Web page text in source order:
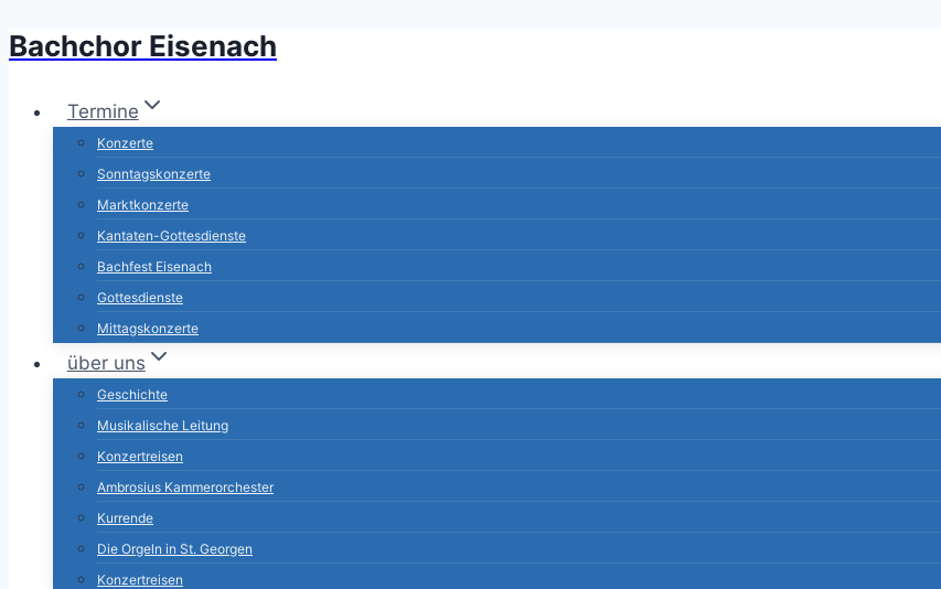
Zum
springen
Bachchor Eisenach
Termine
Konzerte
Sonntagskonzerte
Marktkonzerte
Kantaten-Gottesdienste
Bachfest Eisenach
Gottesdienste
Mittagskonzerte
über uns
Geschichte
Musikalische Leitung
Konzertreisen
Ambrosius Kammerorchester
Kurrende
Die Orgeln in St. Georgen
Konzertreisen